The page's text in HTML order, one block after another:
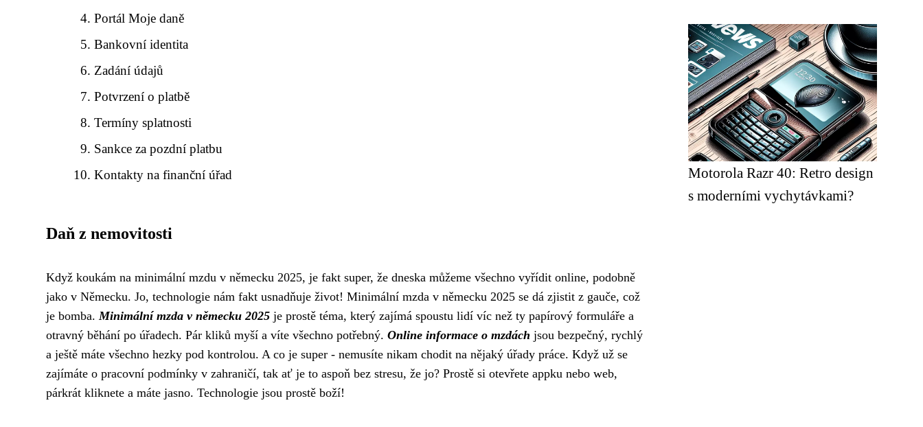
Portál Moje daně
Bankovní identita
Zadání údajů
Potvrzení o platbě
Termíny splatnosti
Sankce za pozdní platbu
Kontakty na finanční úřad
Daň z nemovitosti
Když koukám na minimální mzdu v německu 2025, je fakt super, že dneska můžeme všechno vyřídit online, podobně
jako v Německu. Jo, technologie nám fakt usnadňuje život! Minimální mzda v německu 2025 se dá zjistit z gauče, což
je bomba.Minimální mzda v německu 2025 je prostě téma, který zajímá spoustu lidí víc než ty papírový formuláře a
otravný běhání po úřadech. Pár kliků myší a víte všechno potřebný. Online informace o mzdách jsou bezpečný, rychlý
a ještě máte všechno hezky pod kontrolou. A co je super - nemusíte nikam chodit na nějaký úřady práce. Když už se
zajímáte o pracovní podmínky v zahraničí, tak ať je to aspoň bez stresu, že jo? Prostě si otevřete appku nebo web,
párkrát kliknete a máte jasno. Technologie jsou prostě boží!
Motorola Razr 40: Retro design
s moderními vychytávkami?